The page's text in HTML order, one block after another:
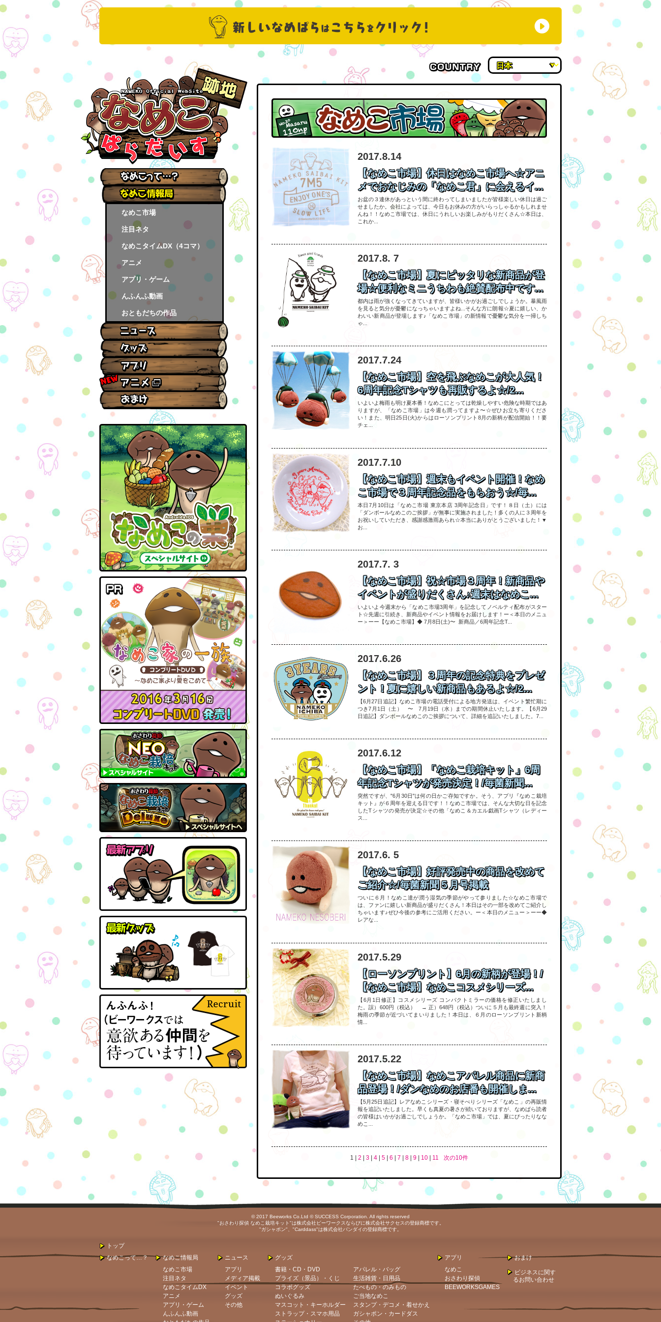
なめこ市場
注目ネタ
なめこタイムDX（4コマ）
アニメ
アプリ・ゲーム
んふんふ動画
おともだちの作品
2017.8.14
【なめこ市場】休日はなめこ市場へ☆アニ
メでおなじみの「なめこ君」に会えるイ...
お盆の３連休があっという間に終わってしまいましたが皆様楽しい休日は過ご
せましたか。会社によっては、今日もお休みの方がいらっしゃるかもしれませ
んね！！なめこ市場では、休日にうれしいお楽しみがもりだくさん☆本日は、
これか...
2017.8. 7
【なめこ市場】夏にピッタリな新商品が登
場☆便利なミニうちわも絶賛配布中です...
都内は雨が強くなってきていますが、皆様いかがお過ごしでしょうか。暴風雨
を見ると気分が憂鬱になっちゃいますよね...そんな方に朗報☆夏に嬉しい、か
わいい新商品が登場します♪「なめこ市場」の新情報で憂鬱な気分を一掃しち
ゃ...
2017.7.24
【なめこ市場】空を飛ぶなめこが大人気！
6周年記念Tシャツも再販するよ☆/2...
いよいよ梅雨も明け夏本番！なめこにとっては乾燥しやすい危険な時期ではあ
りますが、「なめこ市場」は今週も潤ってますよ〜☆ぜひお立ち寄りくださ
い！また、明日25日(火)からはローソンプリント8月の新柄が配信開始！！要
チェ...
2017.7.10
【なめこ市場】週末もイベント開催！なめ
こ市場で３周年記念品をもらおう☆/毎...
本日7月10日は「なめこ市場 東京本店 3周年記念日」です！８日（土）には
「ダンボールなめこのご挨拶」が無事に実施されました！多くの人に３周年を
お祝いしていただき、感謝感激雨あられ☆本当にありがとうございました！▼
お...
2017.7. 3
【なめこ市場】祝☆市場３周年！新商品や
イベントが盛りだくさん♪週末はなめこ...
いよいよ今週末から「なめこ市場3周年」を記念してノベルティ配布がスター
ト☆先週に引続き、新商品やイベント情報をお届けします！ー＜本日のメニュ
ー＞ーー【なめこ市場】◆ 7月8日(土)〜 新商品／6周年記念T...
2017.6.26
【なめこ市場】３周年の記念特典をプレゼ
ント！夏に嬉しい新商品もあるよ☆/2...
【6月27日追記】なめこ市場の電話受付による地方発送は、イベント繁忙期に
つき7月1日（土） 〜 7月19日（水）までの期間休止いたします。【6月29
日追記】ダンボールなめこのご挨拶について、詳細を追記いたしました。7...
2017.6.12
【なめこ市場】「なめこ栽培キット」6周
年記念Tシャツが発売決定！/毎菌新聞...
突然ですが、"6月30日"は何の日かご存知ですか。そう、アプリ『なめこ栽培
キット』が６周年を迎える日です！！なめこ市場では、そんな大切な日を記念
したTシャツの発売が決定☆その他「なめこ＆カエル戯画Tシャツ（レディー
ス...
2017.6. 5
【なめこ市場】好評発売中の商品を改めて
ご紹介☆/毎菌新聞５月号掲載
ついに６月！なめこ達が潤う湿気の季節がやって参りました☆なめこ市場で
は、ファンに嬉しい新商品が盛りだくさん！本日はその一部を改めてご紹介し
ちゃいます♪ぜひ今後の参考にご活用ください。ー＜本日のメニュー＞ーー◆
レアな...
2017.5.29
【ローソンプリント】6月の新柄が登場！/
【なめこ市場】なめこコスメシリーズ...
【6月1日修正】コスメシリーズ コンパクトミラーの価格を修正いたしまし
た。誤）600円（税込） → 正）648円（税込）ついに５月も最終週に突入！
梅雨の季節が近づいてまいりました！本日は、６月のローソンプリント新柄
情...
2017.5.22
【なめこ市場】なめこアパレル商品に新商
品登場！/ダンなめのお店番も開催しま...
【5月25日追記】レアなめこシリーズ・寝そべりシリーズ「なめこ」の再販情
報を追記いたしました。早くも真夏の暑さが続いておりますが、なめぱら読者
の皆様はいかがお過ごしでしょうか。「なめこ市場」では、夏にぴったりなな
めこ...
1 | 2 | 3 | 4 | 5 | 6 | 7 | 8 | 9 | 10 | 11 次の10件
© 2017 Beeworks Co.Ltd © SUCCESS Corporation. All rights reserved
"おさわり探偵 なめこ栽培キット"は株式会社ビーワークスならびに株式会社サクセスの登録商標です。
"ガシャポン"、"Carddass"は株式会社バンダイの登録商標です。
トップ
なめこって…？
なめこ情報局
なめこ市場
注目ネタ
なめこタイムDX
アニメ
アプリ・ゲーム
んふんふ動画
ニュース
アプリ
メディア掲載
イベント
グッズ
その他
グッズ
書籍・CD・DVD
プライズ（景品）・くじ
コラボグッズ
ぬいぐるみ
マスコット・キーホルダー
ストラップ・スマホ用品
アパレル・バッグ
生活雑貨・日用品
たべもの・のみもの
ご当地なめこ
スタンプ・デコメ・着せかえ
ガシャポン・カードダス
アプリ
なめこ
おさわり探偵
BEEWORKSGAMES
おまけ
ビジネスに関す
るお問い合わせ